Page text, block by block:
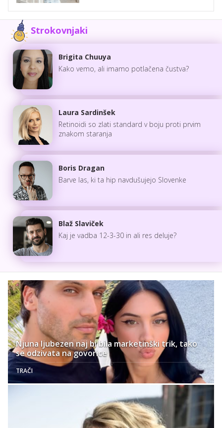
Strokovnjaki
Brigita Chuuya
Kako vemo, ali imamo potlačena čustva?
Laura Sardinšek
Retinoidi so zlati standard v boju proti prvim
znakom staranja
Boris Dragan
Barve las, ki ta hip navdušujejo Slovenke
Blaž Slaviček
Kaj je vadba 12-3-30 in ali res deluje?
Njuna ljubezen naj bi bila marketinški trik, tako
se odzivata na govorice
TRAČI